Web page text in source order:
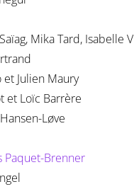
Mika Tard, Isabelle
et Julien Maury
et Loïc Barrère
Løve
Paquet-Brenner